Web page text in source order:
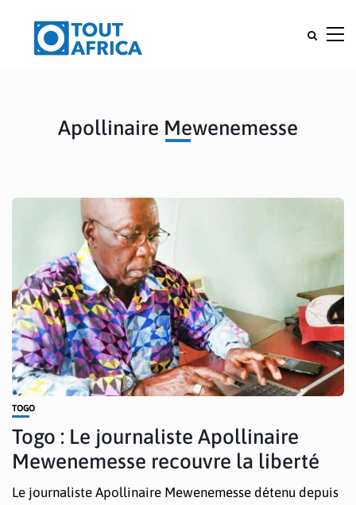
Apollinaire Mewenemesse
TOGO
Togo : Le journaliste Apollinaire
Mewenemesse recouvre la liberté
Le journaliste Apollinaire Mewenemesse détenu depuis